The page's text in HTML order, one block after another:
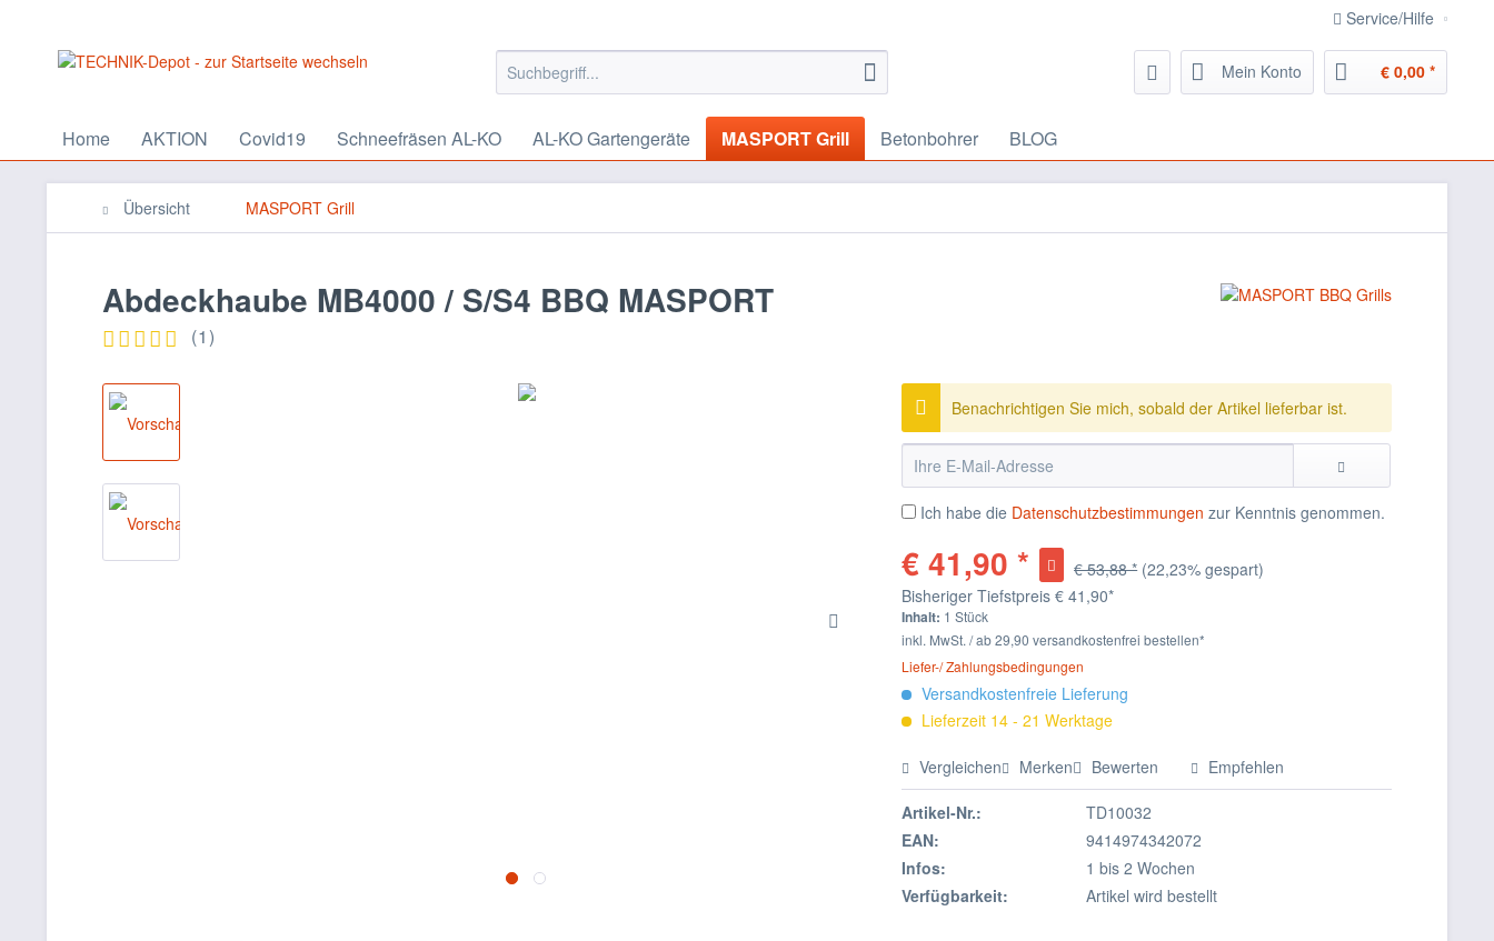
Service/Hilfe
Mein Konto € 0,00 *
Home AKTION Covid19 Schneefräsen AL-KO AL-KO Gartengeräte MASPORT Grill Betonbohrer BLOG
Übersicht MASPORT Grill
Abdeckhaube MB4000 / S/S4 BBQ MASPORT
(1)
Benachrichtigen Sie mich, sobald der Artikel lieferbar ist.
Ich habe die Datenschutzbestimmungen zur Kenntnis genommen.
€ 41,90 * € 53,88 * (22,23% gespart)
Bisheriger Tiefstpreis€ 41,90*
Inhalt: 1 Stück
inkl. MwSt. / ab 29,90 versandkostenfrei bestellen*
Liefer-/ Zahlungsbedingungen
Versandkostenfreie Lieferung
Lieferzeit 14 - 21 Werktage
Vergleichen Merken Bewerten Empfehlen
Artikel-Nr.:
TD10032
EAN:
9414974342072
Infos:
1 bis 2 Wochen
Verfügbarkeit:
Artikel wird bestellt